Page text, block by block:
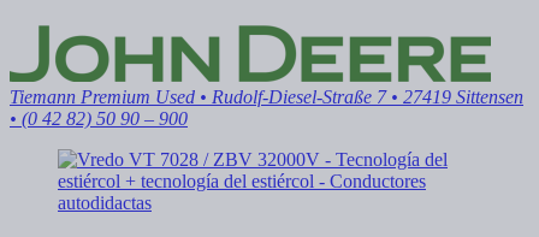
Tiemann Premium Used • Rudolf-Diesel-Straße 7 • 27419 Sittensen
• (0 42 82) 50 90 – 900